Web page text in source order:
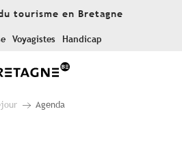
tourisme en Bretagne
Voyagistes Handicap
Agenda